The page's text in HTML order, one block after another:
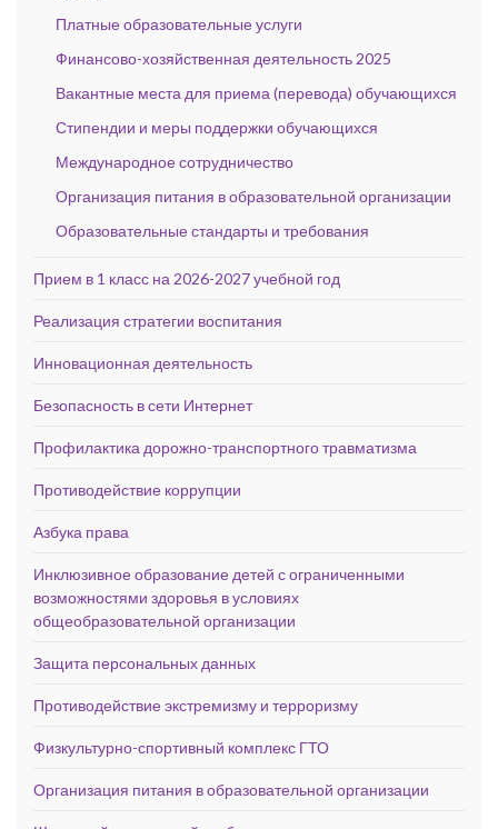
Платные образовательные услуги
Финансово-хозяйственная деятельность 2025
Вакантные места для приема (перевода) обучающихся
Стипендии и меры поддержки обучающихся
Международное сотрудничество
Организация питания в образовательной организации
Образовательные стандарты и требования
Прием в 1 класс на 2026-2027 учебной год
Реализация стратегии воспитания
Инновационная деятельность
Безопасность в сети Интернет
Профилактика дорожно-транспортного травматизма
Противодействие коррупции
Азбука права
Инклюзивное образование детей с ограниченными
возможностями здоровья в условиях
общеобразовательной организации
Защита персональных данных
Противодействие экстремизму и терроризму
Физкультурно-спортивный комплекс ГТО
Организация питания в образовательной организации